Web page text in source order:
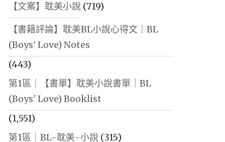
【文案】耽美小說(719)
【書籍評論】耽美BL小說心得文｜BL
(Boys' Love) Notes
(443)
第1區｜【書單】耽美小說書單｜BL
(Boys' Love) Booklist
(1,551)
第1區｜BL-耽美-小說(315)